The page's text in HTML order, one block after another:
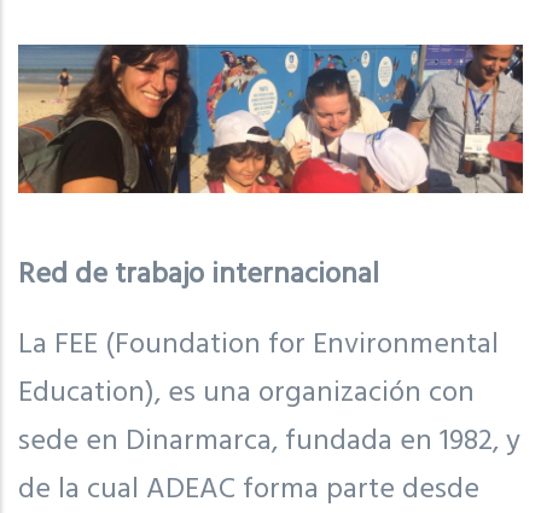
Red de trabajo internacional
La FEE (Foundation for Environmental
Education), es una organización con
sede en Dinarmarca, fundada en 1982, y
de la cual ADEAC forma parte desde